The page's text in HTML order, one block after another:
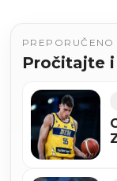
PREPORUČENO
Pročitajte